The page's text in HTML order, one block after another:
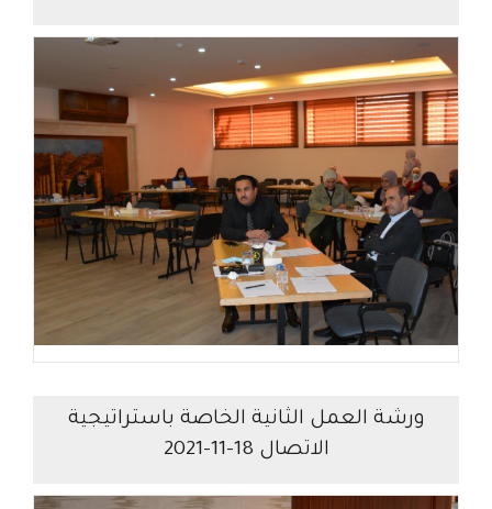
ورشة العمل الثانية الخاصة باستراتيجية
الاتصال 18-11-2021